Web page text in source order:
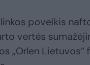
poveikis
vertės
„Orlen Lietuvos“